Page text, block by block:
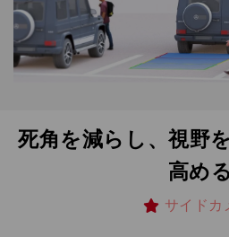
死角を減らし、視野
高める
サイドカ